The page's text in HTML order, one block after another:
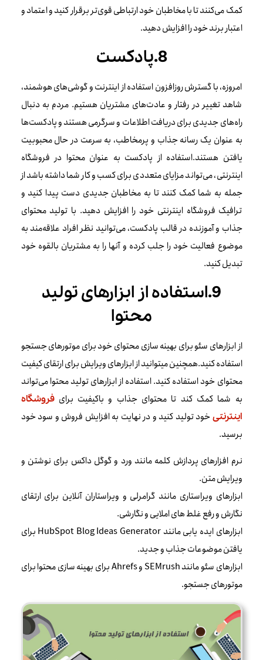
کمک می‌کنند تا با مخاطبان خود ارتباطی قوی‌تر برقرار کنید و اعتماد و
اعتبار برند خود را افزایش دهید.
8.پادکست
امروزه، با گسترش روزافزون استفاده از اینترنت و گوشی‌های هوشمند،
شاهد تغییر در رفتار و عادت‌های مشتریان هستیم. مردم به دنبال
راه‌های جدیدی برای دریافت اطلاعات و سرگرمی هستند و پادکست‌ها
به عنوان یک رسانه جذاب و پرمخاطب، به سرعت در حال محبوبیت
یافتن هستند.استفاده از پادکست به عنوان محتوا در فروشگاه
اینترنتی، می‌تواند مزایای متعددی برای کسب و کار شما داشته باشد از
جمله به شما کمک کنند تا به مخاطبان جدیدی دست پیدا کنید و
ترافیک فروشگاه اینترنتی خود را افزایش دهید. با تولید محتوای
جذاب و آموزنده در قالب پادکست، می‌توانید نظر افراد علاقه‌مند به
موضوع فعالیت خود را جلب کرده و آنها را به مشتریان بالقوه خود
تبدیل کنید.
9.استفاده از ابزارهای تولید
محتوا
از ابزارهای سئو برای بهینه سازی محتوای خود برای موتورهای جستجو
استفاده کنید.همچنین میتوانید از ابزارهای ویرایش برای ارتقای کیفیت
محتوای خود استفاده کنید. استفاده از ابزارهای تولید محتوا می‌تواند
به شما کمک کند تا محتوای جذاب و باکیفیت برایفروشگاه
اینترنتیخود تولید کنید و در نهایت به افزایش فروش و سود خود
برسید.
نرم افزارهای پردازش کلمه مانند ورد و گوگل داکس برای نوشتن و
ویرایش متن.
ابزارهای ویراستاری مانند گرامرلی و ویراستاران آنلاین برای ارتقای
نگارش و رفع غلط های املایی و نگارشی.
ابزارهای ایده یابی مانند HubSpot Blog Ideas Generator برای
یافتن موضوعات جذاب و جدید.
ابزارهای سئو مانند SEMrush و Ahrefs برای بهینه سازی محتوا برای
موتورهای جستجو.